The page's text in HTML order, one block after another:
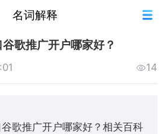
名词解释
歌推广开户哪家好？
14
歌推广开户哪家好？相关百科